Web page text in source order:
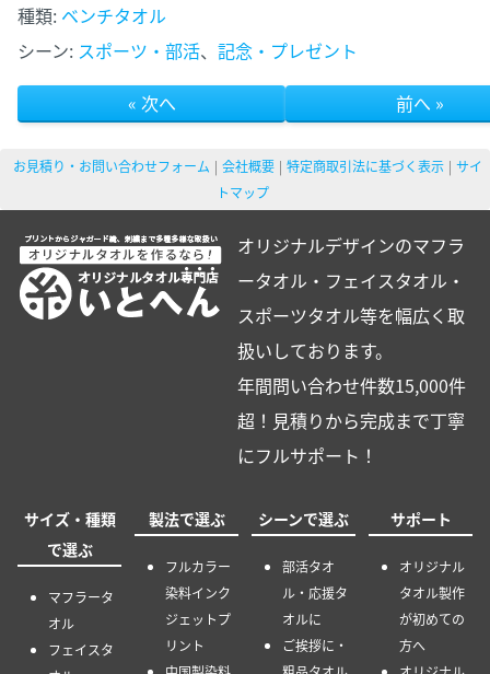
種類: ベンチタオル
シーン: スポーツ・部活、 記念・プレゼント
« 次へ
前へ »
お見積り・お問い合わせフォーム 会社概要 特定商取引法に基づく表示
サイ
トマップ
オリジナルデザインのマフラ
ータオル・フェイスタオル・
スポーツタオル等を幅広く取
扱いしております。
年間問い合わせ件数15,000件
超！見積りから完成まで丁寧
にフルサポート！
サイズ・種類
で選ぶ
マフラータ
オル
フェイスタ
製法で選ぶ
フルカラー
染料インク
ジェットプ
リント
シーンで選ぶ
部活タオ
ル・応援タ
オルに
ご挨拶に・
サポート
オリジナル
タオル製作
が初めての
方へ